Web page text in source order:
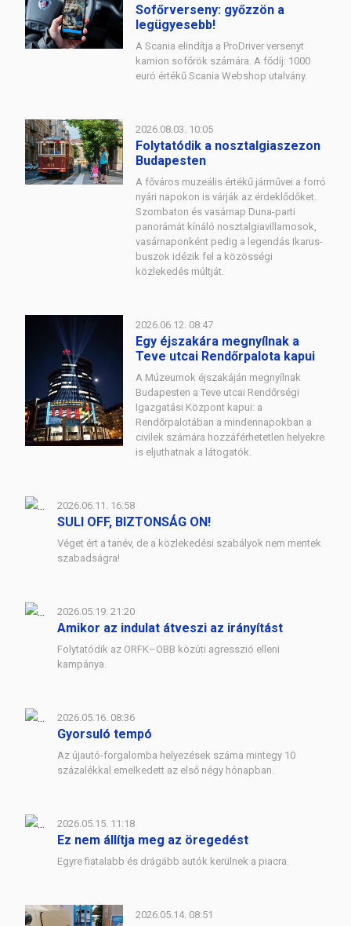
Sofőrverseny: győzzön a
legügyesebb!
A Scania elindítja a ProDriver versenyt
kamion sofőrök számára. A fődíj: 1000
euró értékű Scania Webshop utalvány.
2026.08.03. 10:05
Folytatódik a nosztalgiaszezon
Budapesten
A főváros muzeális értékű járművei a forró
nyári napokon is várják az érdeklődőket.
Szombaton és vasárnap Duna-parti
panorámát kínáló nosztalgiavillamosok,
vasárnaponként pedig a legendás Ikarus-
buszok idézik fel a közösségi
közlekedés múltját.
2026.06.12. 08:47
Egy éjszakára megnyílnak a
Teve utcai Rendőrpalota kapui
A Múzeumok éjszakáján megnyílnak
Budapesten a Teve utcai Rendőrségi
Igazgatási Központ kapui: a
Rendőrpalotában a mindennapokban a
civilek számára hozzáférhetetlen helyekre
is eljuthatnak a látogatók.
2026.06.11. 16:58
SULI OFF, BIZTONSÁG ON!
Véget ért a tanév, de a közlekedési szabályok nem mentek
szabadságra!
2026.05.19. 21:20
Amikor az indulat átveszi az irányítást
Folytatódik az ORFK–OBB közúti agresszió elleni
kampánya.
2026.05.16. 08:36
Gyorsuló tempó
Az újautó-forgalomba helyezések száma mintegy 10
százalékkal emelkedett az első négy hónapban.
2026.05.15. 11:18
Ez nem állítja meg az öregedést
Egyre fiatalabb és drágább autók kerülnek a piacra.
2026.05.14. 08:51